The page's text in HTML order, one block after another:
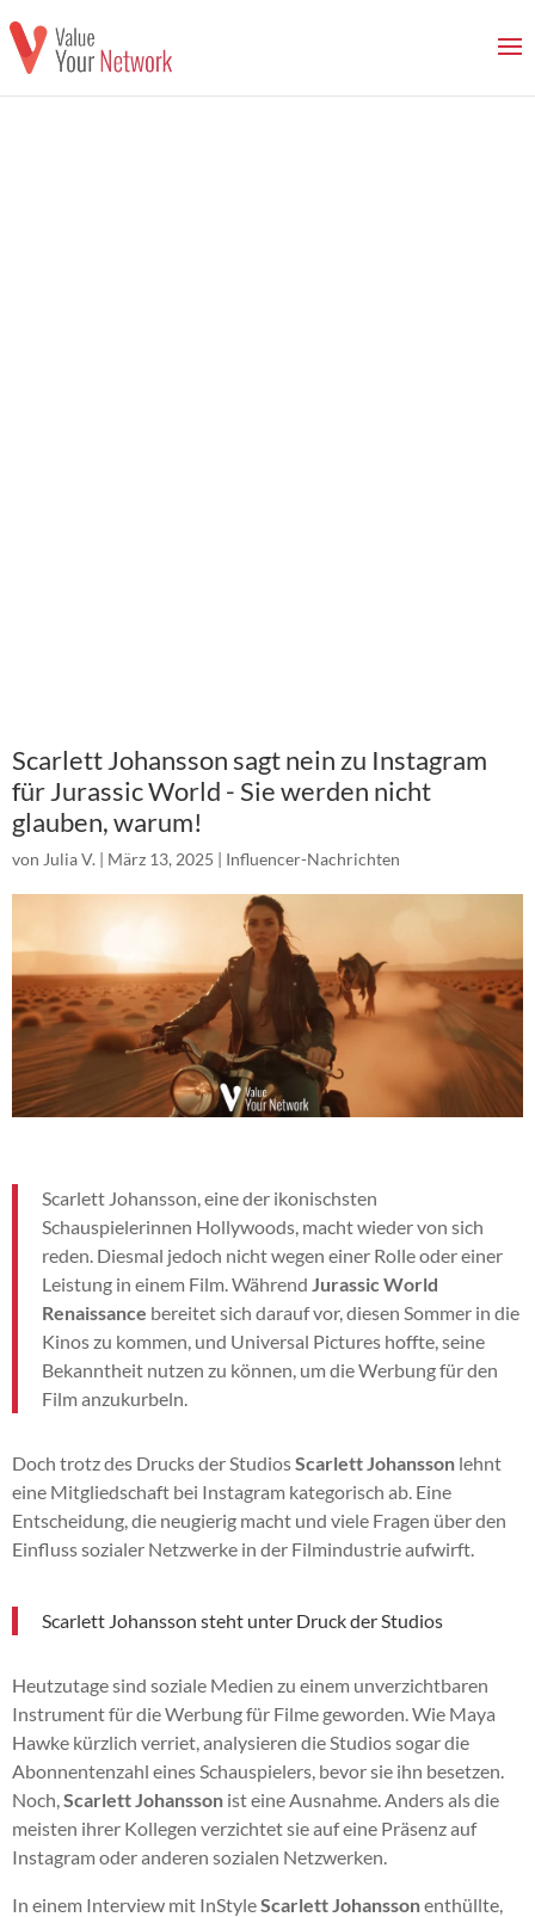
Scarlett Johansson sagt nein zu Instagram
für Jurassic World - Sie werden nicht
glauben, warum!
von Julia V. | März 13, 2025 | Influencer-Nachrichten
Scarlett Johansson, eine der ikonischsten
Schauspielerinnen Hollywoods, macht wieder von sich
reden. Diesmal jedoch nicht wegen einer Rolle oder einer
Leistung in einem Film. Während Jurassic World
Renaissance bereitet sich darauf vor, diesen Sommer in die
Kinos zu kommen, und Universal Pictures hoffte, seine
Bekanntheit nutzen zu können, um die Werbung für den
Film anzukurbeln.
Doch trotz des Drucks der StudiosScarlett Johansson lehnt
eine Mitgliedschaft bei Instagram kategorisch ab. Eine
Entscheidung, die neugierig macht und viele Fragen über den
Einfluss sozialer Netzwerke in der Filmindustrie aufwirft.
Scarlett Johansson steht unter Druck der Studios
Heutzutage sind soziale Medien zu einem unverzichtbaren
Instrument für die Werbung für Filme geworden. Wie Maya
Hawke kürzlich verriet, analysieren die Studios sogar die
Abonnentenzahl eines Schauspielers, bevor sie ihn besetzen.
Noch, Scarlett Johansson ist eine Ausnahme. Anders als die
meisten ihrer Kollegen verzichtet sie auf eine Präsenz auf
Instagram oder anderen sozialen Netzwerken.
In einem Interview mit InStyleScarlett Johanssonenthüllte,